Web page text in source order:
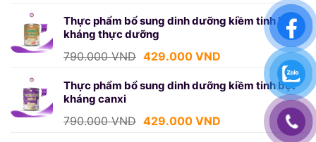
là:
750.000 VND.
tại
439.000 VND.
Thực phẩm bổ sung dinh dưỡng kiềm tinh bột
kháng thực dưỡng
790.000VND Giá
là:
429.000 VNDGiá
tại
429.000 VND.
Thực phẩm bổ sung dinh dưỡng kiềm tinh bột
kháng canxi
790.000VND Giá
429.000 VNDGiá